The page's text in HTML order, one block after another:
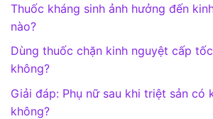
Thuốc kháng sinh ảnh hưởng đến
nào?
Dùng thuốc chặn kinh nguyệt cấp
không?
Giải đáp: Phụ nữ sau khi triệt sản có
không?